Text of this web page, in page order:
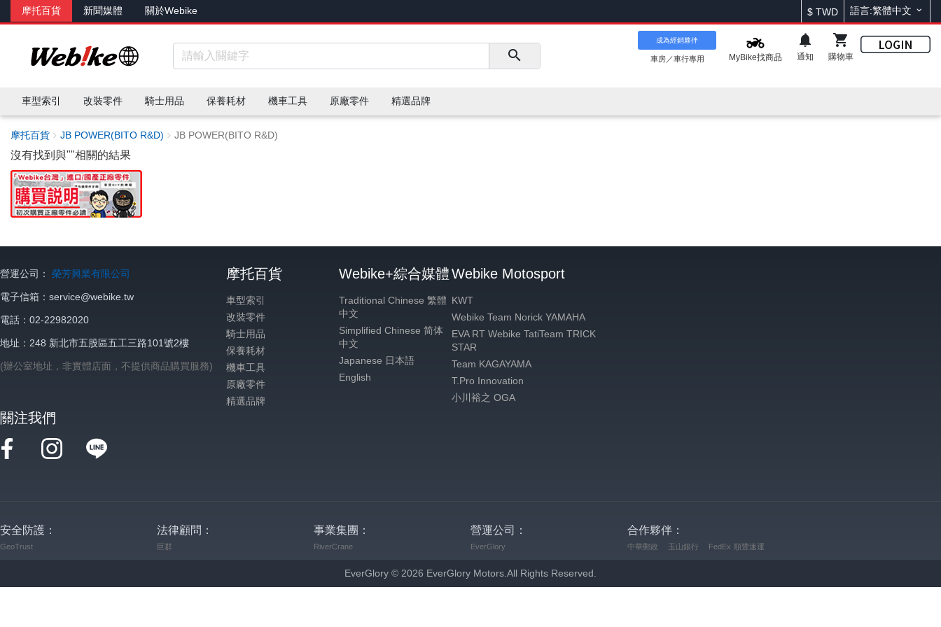
摩托百貨 新聞媒體 關於Webike $ TWD 語言:繁體中文
成為經銷夥伴
車房／車行專用 MyBike找商品 通知 購物車
車型索引 改裝零件 騎士用品 保養耗材 機車工具 原廠零件 精選品牌
摩托百貨 JB POWER(BITO R&D) JB POWER(BITO R&D)
沒有找到與""相關的結果
營運公司： 榮芳興業有限公司
電子信箱：service@webike.tw
電話：02-22982020
地址：248 新北市五股區五工三路101號2樓
(辦公室地址，非實體店面，不提供商品購買服務)
關注我們
摩托百貨
車型索引
改裝零件
騎士用品
保養耗材
機車工具
原廠零件
精選品牌
Webike+綜合媒體
Traditional Chinese 繁體
中文
Simplified Chinese 简体
中文
Japanese 日本語
English
Webike Motosport
KWT
Webike Team Norick YAMAHA
EVA RT Webike TatiTeam TRICK
STAR
Team KAGAYAMA
T.Pro Innovation
小川裕之 OGA
安全防護：
GeoTrust
法律顧問：
巨群
事業集團：
RiverCrane
營運公司：
EverGlory
合作夥伴：
中華郵政 玉山銀行 FedEx 順豐速運
EverGlory © 2026 EverGlory Motors.All Rights Reserved.